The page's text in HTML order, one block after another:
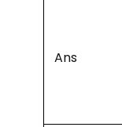
Ans